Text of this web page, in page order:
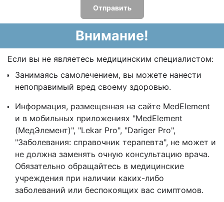
Отправить
Внимание!
Если вы не являетесь медицинским специалистом:
Занимаясь самолечением, вы можете нанести
непоправимый вред своему здоровью.
Информация, размещенная на сайте MedElement
и в мобильных приложениях "MedElement
(МедЭлемент)", "Lekar Pro", "Dariger Pro",
"Заболевания: справочник терапевта", не может и
не должна заменять очную консультацию врача.
Обязательно обращайтесь в медицинские
учреждения при наличии каких-либо
заболеваний или беспокоящих вас симптомов.